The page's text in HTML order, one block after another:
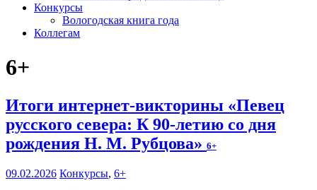
Конкурсы
Вологодская книга года
Коллегам
6+
Итоги интернет-викторины «Певец
русского севера: К 90-летию со дня
рождения Н. М. Рубцова» 6+
09.02.2026 Конкурсы, 6+